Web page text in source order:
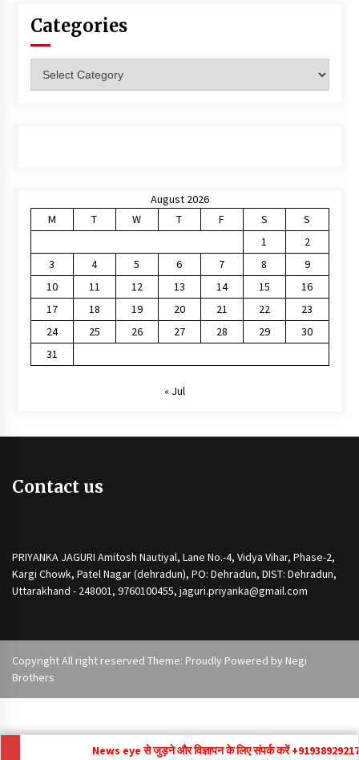
Categories
August 2026
M
T W T F S
S
1
2
3
4 5 6 7 8
9
10
11 12 13 14 15
16
17
18 19 20 21 22
23
24
25 26 27 28 29
30
31
« Jul
Contact us
PRIYANKA JAGURI Amitosh Nautiyal, Lane No.-4, Vidya Vihar, Phase-2,
Kargi Chowk, Patel Nagar (dehradun), PO: Dehradun, DIST: Dehradun,
Uttarakhand - 248001, 9760100455, jaguri.priyanka@gmail.com
Copyright All right reserved Theme: Proudly Powered by Negi
Brothers
News eye से जुड़ने और विज्ञापन के लिए संपर्क करें +919389292171 ,